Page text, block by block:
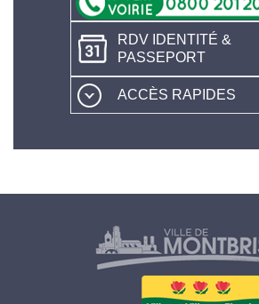
RDV IDENTITÉ &
PASSEPORT
ACCÈS RAPIDES